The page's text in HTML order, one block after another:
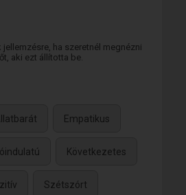
jellemzésre, ha szeretnél megnézni
aki ezt állította be.
Empatikus
Következetes
Szétszórt